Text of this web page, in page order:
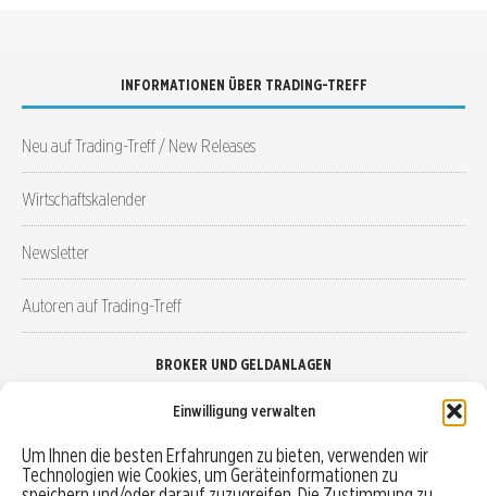
Einwilligung verwalten
Um Ihnen die besten Erfahrungen zu bieten, verwenden wir
Technologien wie Cookies, um Geräteinformationen zu
INFORMATIONEN ÜBER TRADING-TREFF
Neu auf Trading-Treff / New Releases
Wirtschaftskalender
Newsletter
Autoren auf Trading-Treff
BROKER UND GELDANLAGEN
Robo-Advisor vergleichen